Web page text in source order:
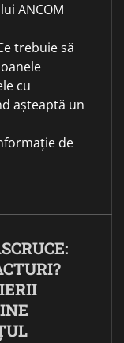
ANCOM
trebuie să
cu
așteaptă un
de